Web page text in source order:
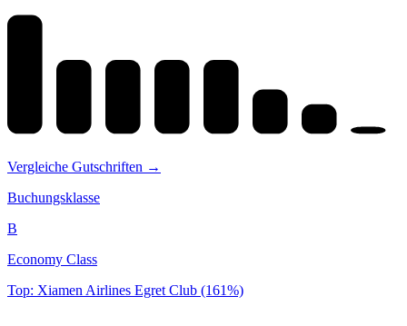
Vergleiche Gutschriften →
Buchungsklasse
B
Economy Class
Top: Xiamen Airlines Egret Club (161%)